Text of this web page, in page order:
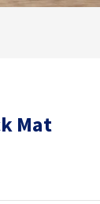
e-bikes)
Mat